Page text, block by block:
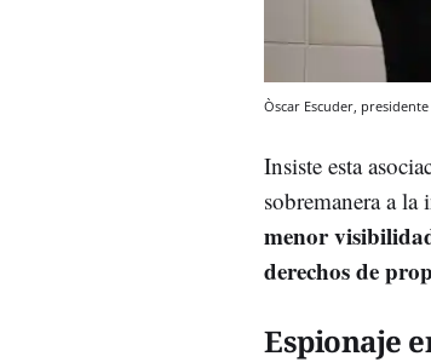
Òscar Escuder,
Insiste esta
sobremanera a
menor
derechos de
Espionaje